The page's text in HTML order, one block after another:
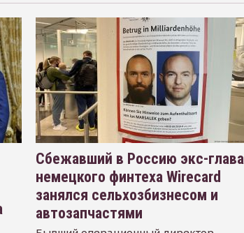
Сбежавший в Россию экс-глава
немецкого финтеха Wirecard
занялся сельхозбизнесом и
автозапчастями